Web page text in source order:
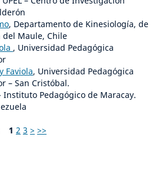
, Departamento de Kinesiología, de
del Maule, Chile
, Universidad Pedagógica
Faviola, Universidad Pedagógica
– San Cristóbal.
Instituto Pedagógico de Maracay.
1 2 3 > >>